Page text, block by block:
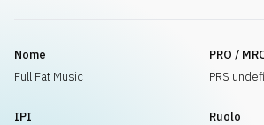
Nome
Full Fat Music
PRO /
PRS
IPI
Ruolo